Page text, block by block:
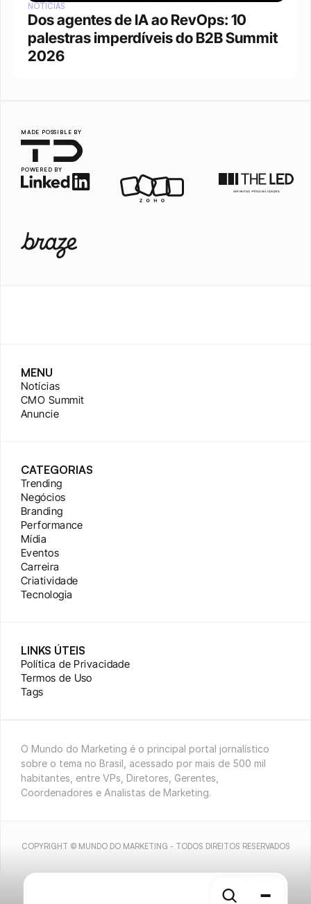
NOTÍCIAS
Dos agentes de IA ao RevOps: 10
palestras imperdíveis do B2B Summit
2026
MADE POSSIBLE BY
POWERED BY
MENU
Notícias
CMO Summit
Anuncie
CATEGORIAS
Trending
Negócios
Branding
Performance
Mídia
Eventos
Carreira
Criatividade
Tecnologia
LINKS ÚTEIS
Política de Privacidade
Termos de Uso
Tags
O Mundo do Marketing é o principal portal jornalístico
sobre o tema no Brasil, acessado por mais de 500 mil
habitantes, entre VPs, Diretores, Gerentes,
Coordenadores e Analistas de Marketing.
COPYRIGHT © MUNDO DO MARKETING - TODOS DIREITOS RESERVADOS